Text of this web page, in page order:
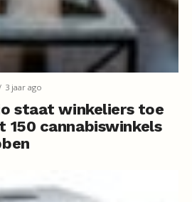
3 jaar ago
staat winkeliers toe
150 cannabiswinkels